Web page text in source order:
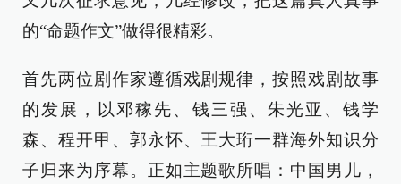
的“命题作文”做得很精彩。
首先两位剧作家遵循戏剧规律，按照戏剧故事
的发展，以邓稼先、钱三强、朱光亚、钱学
森、程开甲、郭永怀、王大珩一群海外知识分
子归来为序幕。正如主题歌所唱：中国男儿，